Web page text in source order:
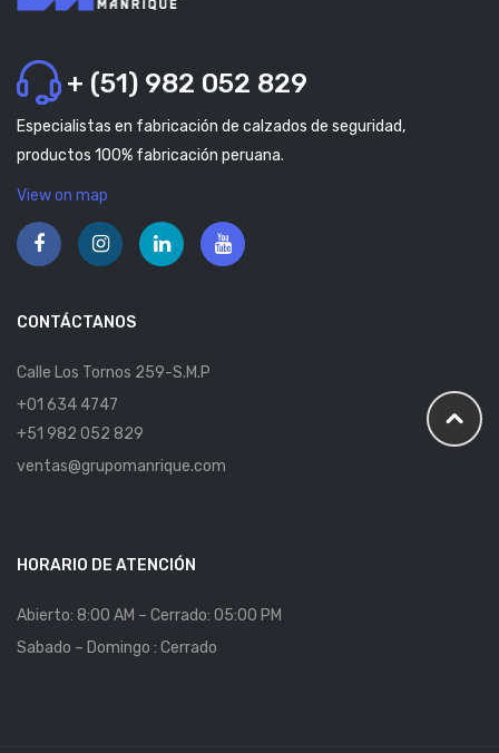
+ (51) 982 052 829
Especialistas en fabricación de calzados de seguridad,
productos 100% fabricación peruana.
View on map
CONTÁCTANOS
Calle Los Tornos 259-S.M.P
+01 634 4747
+51 982 052 829
ventas@grupomanrique.com
HORARIO DE ATENCIÓN
Abierto: 8:00 AM – Cerrado: 05:00 PM
Sabado – Domingo : Cerrado